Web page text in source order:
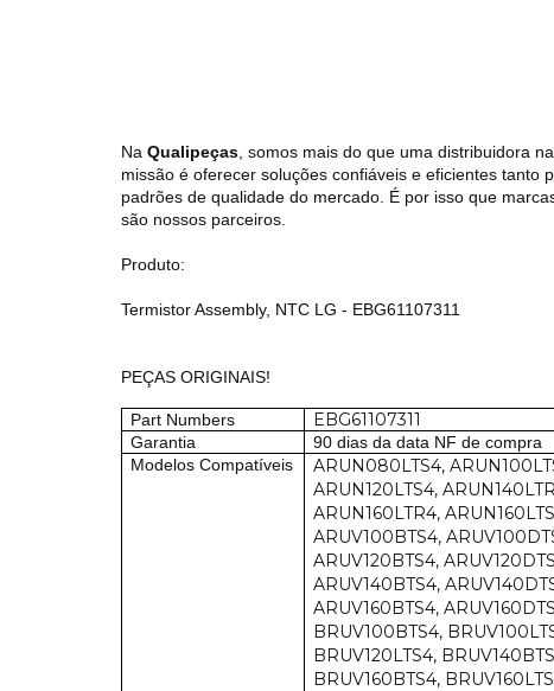
Na Qualipeças , somos mais do que uma distribuidora
missão é oferecer soluções confiáveis e eficientes
padrões de qualidade do mercado. É por isso que
são nossos parceiros.
Produto:
Termistor Assembly, NTC LG - EBG61107311
PEÇAS ORIGINAIS!
Part Numbers EBG61107311
Garantia
90 dias da data NF de compra
Modelos Compatíveis
ARUN080LTS4,
ARUN120LTS4,
ARUN160LTR4,
ARUV100BTS4,
ARUV120BTS4,
ARUV140BTS4,
ARUV160BTS4,
BRUV100BTS4,
BRUV120LTS4,
BRUV160BTS4,